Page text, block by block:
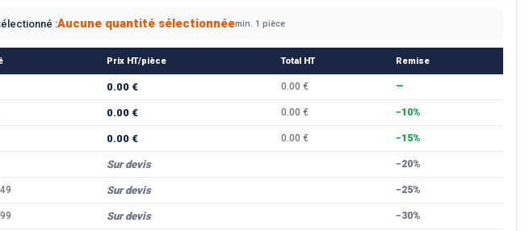
:Aucune quantité sélectionnéemin. 1 pièce
Prix HT/pièce Total HT Remise
0.00 € 0.00 € —
0.00 € 0.00 € −10%
0.00 € 0.00 € −15%
Sur devis −20%
Sur devis −25%
Sur devis −30%